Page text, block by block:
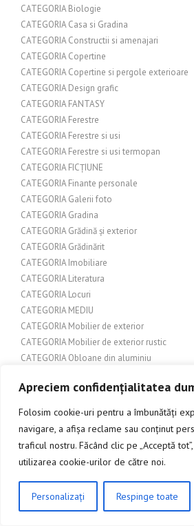
Apreciem confidențialitatea
Folosim cookie-uri pentru a îmbunătăți
navigare, a afișa reclame sau conținut
traficul nostru. Făcând clic pe „Acceptă
utilizarea cookie-urilor de către noi.
Personalizați Respinge toate
CATEGORIA Biologie
CATEGORIA Casa si Gradina
CATEGORIA Constructii si amenajari
CATEGORIA Copertine
CATEGORIA Copertine si pergole exterioare
CATEGORIA Design grafic
CATEGORIA FANTASY
CATEGORIA Ferestre
CATEGORIA Ferestre si usi
CATEGORIA Ferestre si usi termopan
CATEGORIA FICȚIUNE
CATEGORIA Finante personale
CATEGORIA Galerii foto
CATEGORIA Gradina
CATEGORIA Grădină și exterior
CATEGORIA Grădinărit
CATEGORIA Imobiliare
CATEGORIA Literatura
CATEGORIA Locuri
CATEGORIA MEDIU
CATEGORIA Mobilier de exterior
CATEGORIA Mobilier de exterior rustic
CATEGORIA Obloane din aluminiu
CATEGORIA Tehnologie
CATEGORIA Urbanism
CATEGORIA Usi metalice exterioare
CATEGORIA: Accesorii auto
CATEGORIA: Accesorii pentru corturi
CLICK AICI PENTRU A